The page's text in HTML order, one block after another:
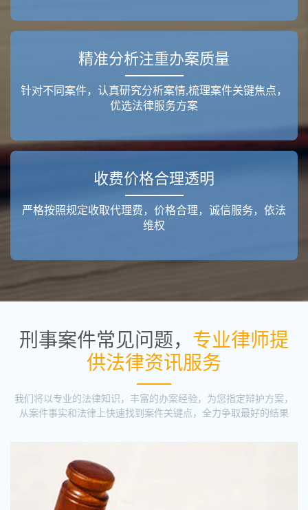
精准分析注重办案质量
针对不同案件，认真研究分析案情,梳理案件关键焦点，
优选法律服务方案
收费价格合理透明
严格按照规定收取代理费，价格合理，诚信服务，依法
维权
刑事案件常见问题， 专业律师提
供法律资讯服务
我们将以专业的法律知识，丰富的办案经验，为您指定辩护方案，
从案件事实和法律上快速找到案件关键点，全力争取最好的结果